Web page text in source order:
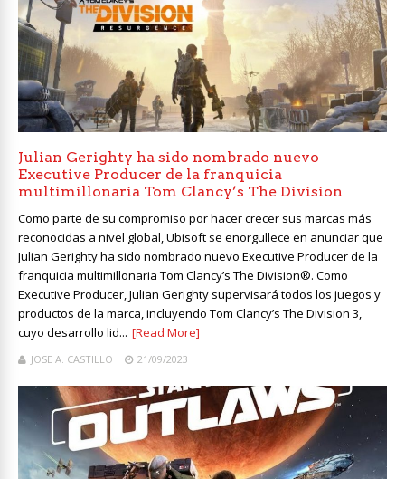
Julian Gerighty ha sido nombrado nuevo
Executive Producer de la franquicia
multimillonaria Tom Clancy’s The Division
Como parte de su compromiso por hacer crecer sus marcas más
reconocidas a nivel global, Ubisoft se enorgullece en anunciar que
Julian Gerighty ha sido nombrado nuevo Executive Producer de la
franquicia multimillonaria Tom Clancy’s The Division®. Como
Executive Producer, Julian Gerighty supervisará todos los juegos y
productos de la marca, incluyendo Tom Clancy’s The Division 3,
cuyo desarrollo lid... [Read More]
JOSE A. CASTILLO 21/09/2023